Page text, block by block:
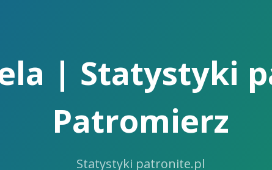
| Statystyki
Patromierz
Statystyki patronite.pl